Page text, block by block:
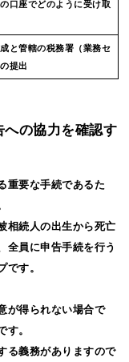
口座でどのように受け取
と管轄の税務署（業務セ
提出
の協力を確認す
重要な手続であるた
相続人の出生から死亡
全員に申告手続を行う
です。
が得られない場合で
す。
る義務がありますので